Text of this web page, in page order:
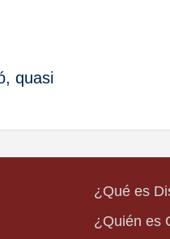
quasi
¿Qué es
¿Quién es